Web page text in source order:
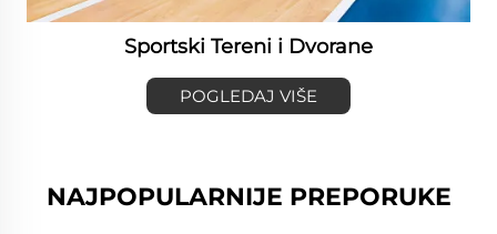
Sportski Tereni i Dvorane
POGLEDAJ VIŠE
NAJPOPULARNIJE PREPORUKE